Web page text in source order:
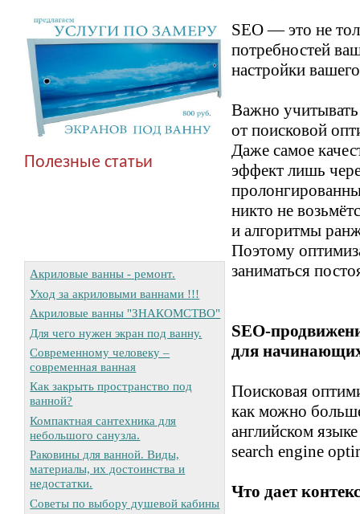
Полезные статьи
Акриловые ванны - ремонт.
Уход за акриловыми ваннами !!!
Акриловые ванны "ЗНАКОМСТВО"
Для чего нужен экран под ванну.
Современному человеку –
современная ванная
Как закрыть пространство под
ванной?
Компактная сантехника для
небольшого санузла.
Раковины для ванной. Виды,
материалы, их достоинства и
недостатки.
Советы по выбору душевой кабины
SEO — это не
потребностей
настройки
Важно учитывать
от поисковой
Даже самое
эффект лишь
никто не
и алгоритмы
Поэтому
заниматься
SEO-
для
Поисковая
как можно
английском
search engine
Что дает